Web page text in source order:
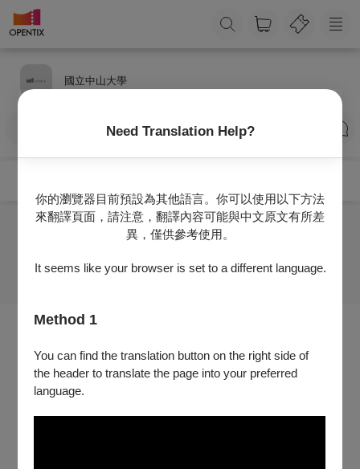
Need Translation Help?
你的瀏覽器目前預設為其他語言。你可以使用以下方法
來翻譯頁面，請注意，翻譯內容可能與中文原文有所差
異，僅供參考使用。
It seems like your browser is set to a different language.
Method 1
You can find the translation button on the right side of
the header to translate the page into your preferred
language.
國立中山大學
訂閱